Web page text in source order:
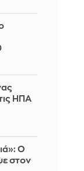
ΗΠΑ
Ο
στον